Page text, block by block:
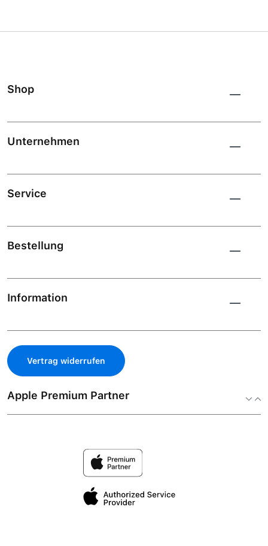
Shop
Unternehmen
Service
Bestellung
Information
Vertrag widerrufen
Apple Premium Partner